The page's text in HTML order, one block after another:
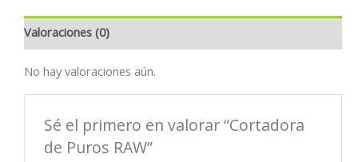
Valoraciones (0)
No hay valoraciones aún.
Sé el primero en valorar “Cortadora
de Puros RAW”